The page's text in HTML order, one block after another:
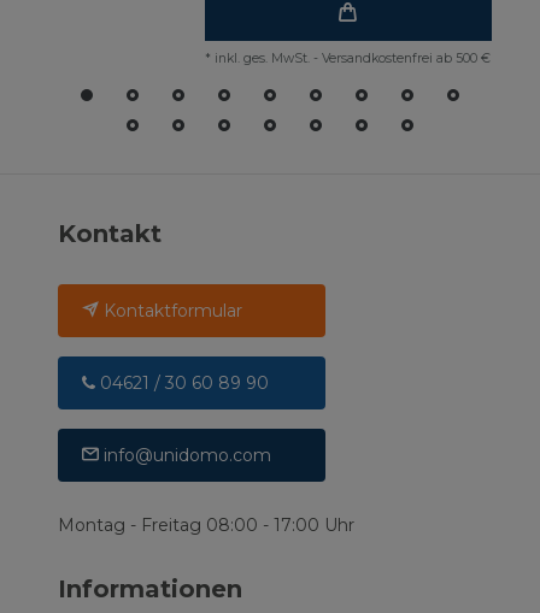
* inkl. ges. MwSt. - Versandkostenfrei ab 500 €
Kontakt
Kontaktformular
04621 / 30 60 89 90
info@unidomo.com
Montag - Freitag 08:00 - 17:00 Uhr
Informationen